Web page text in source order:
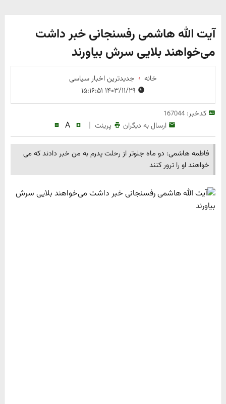
آیت الله هاشمی رفسنجانی خبر داشت
می‌خواهند بلایی سرش بیاورند
خانه
جدیدترین اخبار سیاسی
کدخبر:167044
ارسال به دیگران پرینت |
A
فاطمه هاشمی: دو ماه جلوتر از رحلت پدرم به من خبر دادند که می
خواهند او را ترور کنند